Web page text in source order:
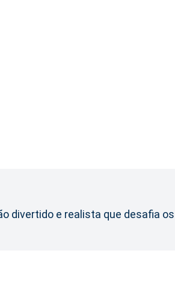
e realista que desafia